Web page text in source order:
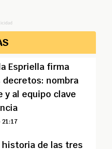
Espriella firma
decretos: nombra
y al equipo clave
historia de las tres